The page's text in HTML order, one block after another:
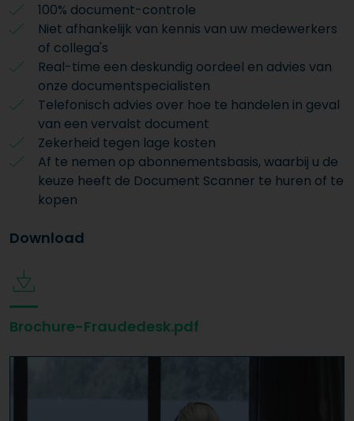
100% document-controle
Niet afhankelijk van kennis van uw medewerkers
of collega's
Real-time een deskundig oordeel en advies van
onze documentspecialisten
Telefonisch advies over hoe te handelen in geval
van een vervalst document
Zekerheid tegen lage kosten
Af te nemen op abonnementsbasis, waarbij u de
keuze heeft de Document Scanner te huren of te
kopen
Download
Brochure-Fraudedesk.pdf